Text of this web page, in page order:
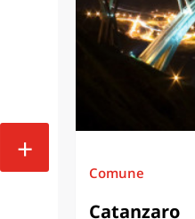
+
Comune
Catanzaro